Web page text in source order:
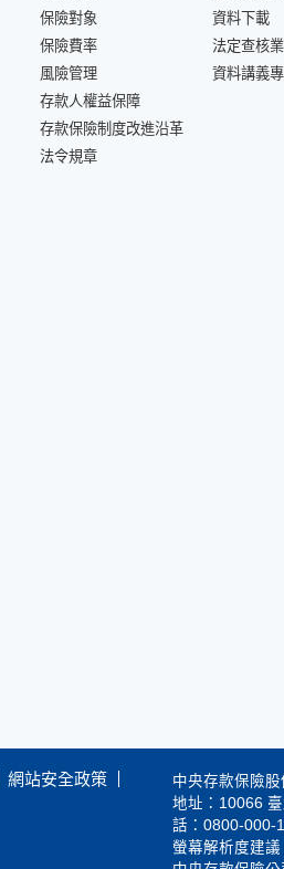
保險對象
保險費率
風險管理
存款人權益保障
存款保險制度改進沿革
法令規章
資料下載
法定查核
資料講義
網站安全政策
中央存款保險
地址：10066
話：0800-000-
螢幕解析度建